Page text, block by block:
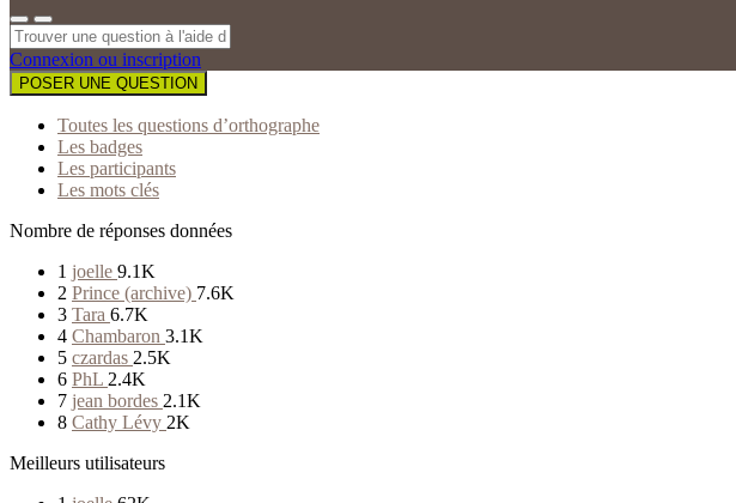
Connexion ou inscription
POSER UNE QUESTION
Toutes les questions d’orthographe
Les badges
Les participants
Les mots clés
Nombre de réponses données
1 joelle 9.1K
2 Prince (archive) 7.6K
3 Tara 6.7K
4 Chambaron 3.1K
5 czardas 2.5K
6 PhL 2.4K
7 jean bordes 2.1K
8 Cathy Lévy 2K
Meilleurs utilisateurs